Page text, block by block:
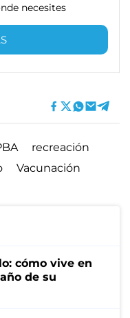
necesites
recreación
Vacunación
cómo vive en
de su